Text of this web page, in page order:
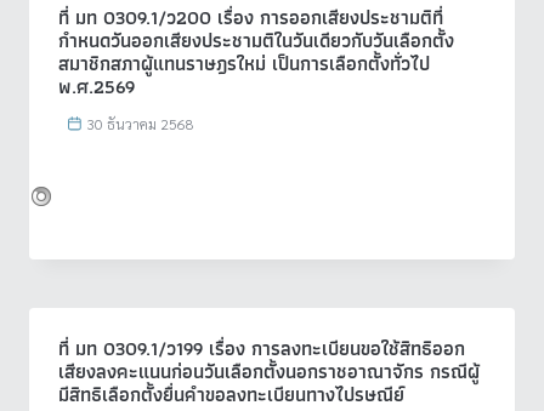
ที่ มท 0309.1/ว200 เรื่อง การออกเสียงประชามติที่
กำหนดวันออกเสียงประชามติในวันเดียวกับวันเลือกตั้ง
สมาชิกสภาผู้แทนราษฎรใหม่ เป็นการเลือกตั้งทั่วไป
พ.ศ.2569
30 ธันวาคม 2568
ที่ มท 0309.1/ว199 เรื่อง การลงทะเบียนขอใช้สิทธิออก
เสียงลงคะแนนก่อนวันเลือกตั้งนอกราชอาณาจักร กรณีผู้
มีสิทธิเลือกตั้งยื่นคำขอลงทะเบียนทางไปรษณีย์